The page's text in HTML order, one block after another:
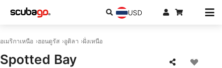
USD
อเมริกาเหนือ ฮอนดูรัส อูติลา ฝั่งเหนือ
Spotted Bay